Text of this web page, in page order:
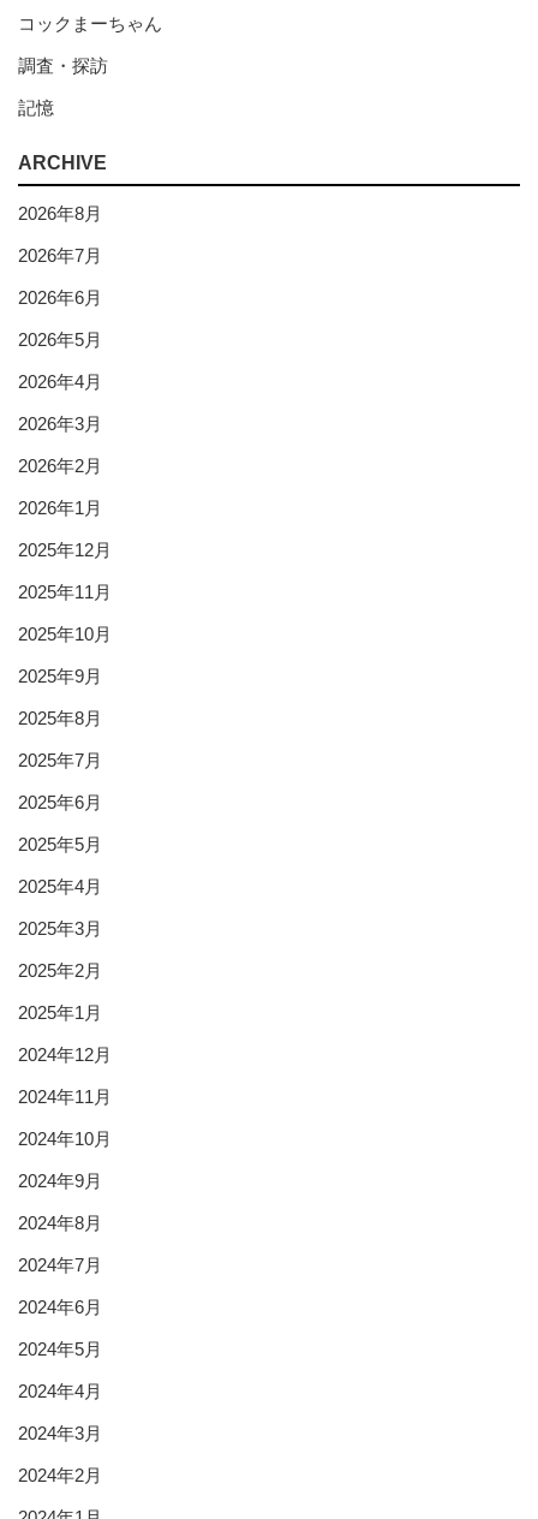
コックまーちゃん
調査・探訪
記憶
ARCHIVE
2026年8月
2026年7月
2026年6月
2026年5月
2026年4月
2026年3月
2026年2月
2026年1月
2025年12月
2025年11月
2025年10月
2025年9月
2025年8月
2025年7月
2025年6月
2025年5月
2025年4月
2025年3月
2025年2月
2025年1月
2024年12月
2024年11月
2024年10月
2024年9月
2024年8月
2024年7月
2024年6月
2024年5月
2024年4月
2024年3月
2024年2月